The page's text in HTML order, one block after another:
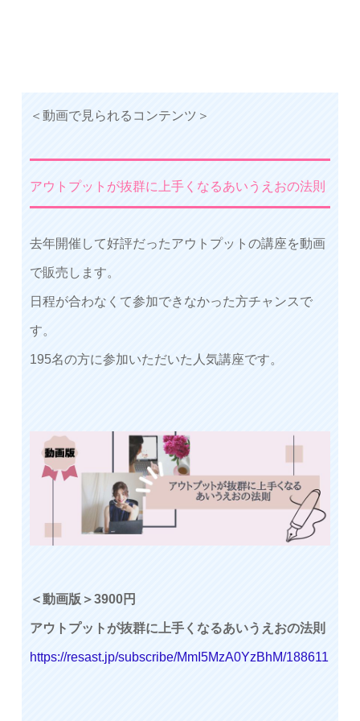
＜動画で見られるコンテンツ＞
アウトプットが抜群に上手くなるあいうえおの法則
去年開催して好評だったアウトプットの講座を動画
で販売します。
日程が合わなくて参加できなかった方チャンスで
す。
195名の方に参加いただいた人気講座です。
＜動画版＞3900円
アウトプットが抜群に上手くなるあいうえおの法則
https://resast.jp/subscribe/MmI5MzA0YzBhM/188611